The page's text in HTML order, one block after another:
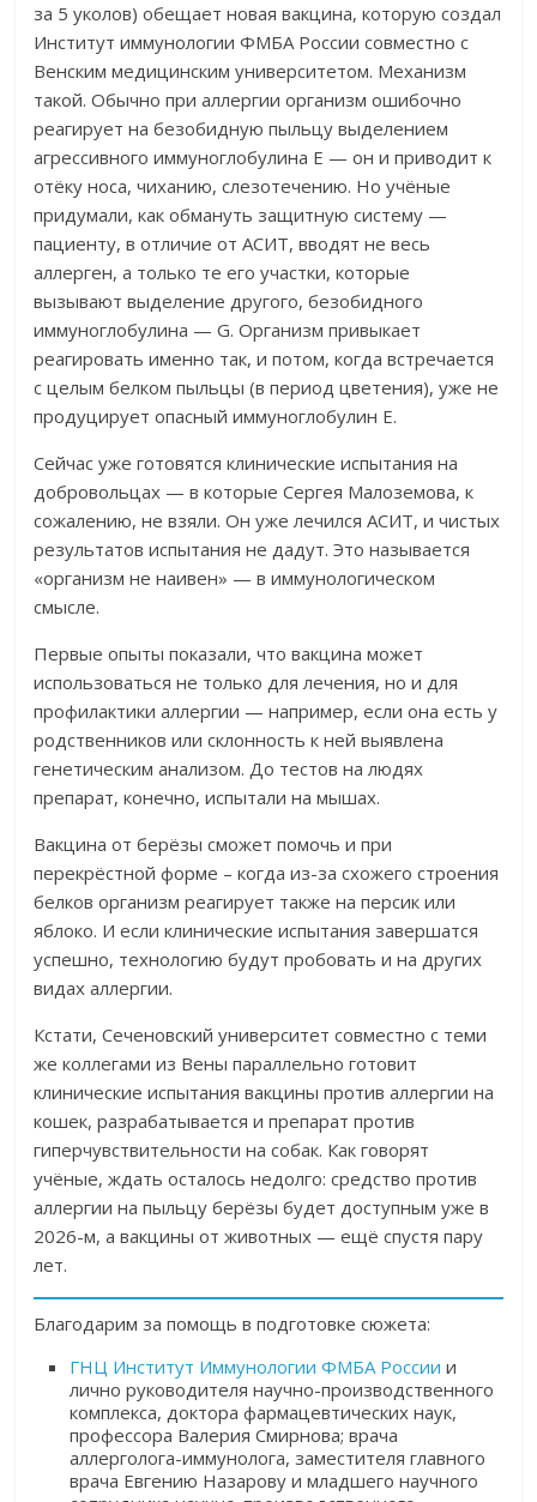
за 5 уколов) обещает новая вакцина, которую создал
Институт иммунологии ФМБА России совместно с
Венским медицинским университетом. Механизм
такой. Обычно при аллергии организм ошибочно
реагирует на безобидную пыльцу выделением
агрессивного иммуноглобулина Е — он и приводит к
отёку носа, чиханию, слезотечению. Но учёные
придумали, как обмануть защитную систему —
пациенту, в отличие от АСИТ, вводят не весь
аллерген, а только те его участки, которые
вызывают выделение другого, безобидного
иммуноглобулина — G. Организм привыкает
реагировать именно так, и потом, когда встречается
с целым белком пыльцы (в период цветения), уже не
продуцирует опасный иммуноглобулин E.
Сейчас уже готовятся клинические испытания на
добровольцах — в которые Сергея Малоземова, к
сожалению, не взяли. Он уже лечился АСИТ, и чистых
результатов испытания не дадут. Это называется
«организм не наивен» — в иммунологическом
смысле.
Первые опыты показали, что вакцина может
использоваться не только для лечения, но и для
профилактики аллергии — например, если она есть у
родственников или склонность к ней выявлена
генетическим анализом. До тестов на людях
препарат, конечно, испытали на мышах.
Вакцина от берёзы сможет помочь и при
перекрёстной форме – когда из-за схожего строения
белков организм реагирует также на персик или
яблоко. И если клинические испытания завершатся
успешно, технологию будут пробовать и на других
видах аллергии.
Кстати, Сеченовский университет совместно с теми
же коллегами из Вены параллельно готовит
клинические испытания вакцины против аллергии на
кошек, разрабатывается и препарат против
гиперчувствительности на собак. Как говорят
учёные, ждать осталось недолго: средство против
аллергии на пыльцу берёзы будет доступным уже в
2026-м, а вакцины от животных — ещё спустя пару
лет.
Благодарим за помощь в подготовке сюжета:
ГНЦ Институт Иммунологии ФМБА Россиии
лично руководителя научно-производственного
комплекса, доктора фармацевтических наук,
профессора Валерия Смирнова; врача
аллерголога-иммунолога, заместителя главного
врача Евгению Назарову и младшего научного